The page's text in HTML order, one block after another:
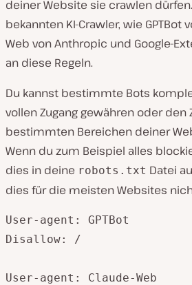
deiner Website sie crawlen
bekannten KI-Crawler, wie GPTBot
Web von Anthropic und Google-
an diese Regeln.
Du kannst bestimmte Bots
vollen Zugang gewähren oder den
bestimmten Bereichen deiner
Wenn du zum Beispiel alles
dies in deine robots.txt Datei
dies für die meisten Websites
User-agent: GPTBot
Disallow: /
User-agent: Claude-Web